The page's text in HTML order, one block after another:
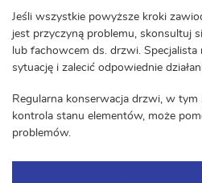
Jeśli wszystkie powyższe kroki
jest przyczyną problemu, skonsultuj
lub fachowcem ds. drzwi. Specjalista
sytuację i zalecić odpowiednie
Regularna konserwacja drzwi, w
kontrola stanu elementów, może
problemów.